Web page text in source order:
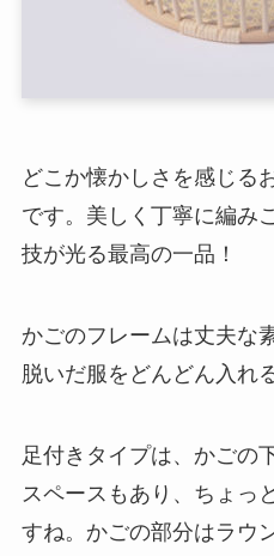
どこか懐かしさを感じる
です。美しく丁寧に編み
技が光る最高の一品！
かごのフレームは丈夫な
脱いだ服をどんどん入れ
足付きタイプは、かごの
スペースもあり、ちょっ
すね。かごの部分はラウ